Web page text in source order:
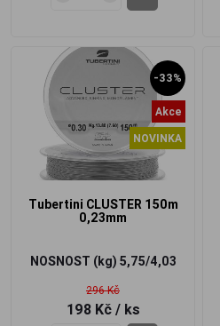
-33%
Akce
NOVINKA
Tubertini CLUSTER 150m
0,23mm
NOSNOST (kg) 5,75/4,03
296 Kč
198 Kč / ks